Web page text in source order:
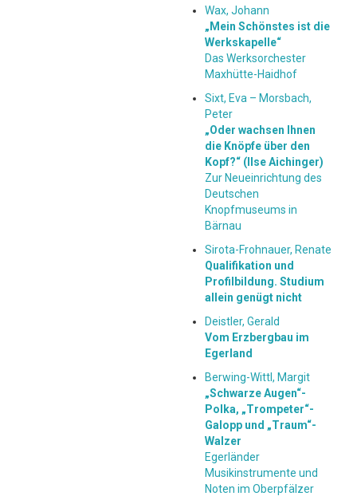
Wax, Johann
„Mein Schönstes ist die
Werkskapelle“
Das Werksorchester
Maxhütte-Haidhof
Sixt, Eva – Morsbach,
Peter
„Oder wachsen Ihnen
die Knöpfe über den
Kopf?“ (Ilse Aichinger)
Zur Neueinrichtung des
Deutschen
Knopfmuseums in
Bärnau
Sirota-Frohnauer, Renate
Qualifikation und
Profilbildung. Studium
allein genügt nicht
Deistler, Gerald
Vom Erzbergbau im
Egerland
Berwing-Wittl, Margit
„Schwarze Augen“-
Polka, „Trompeter“-
Galopp und „Traum“-
Walzer
Egerländer
Musikinstrumente und
Noten im Oberpfälzer